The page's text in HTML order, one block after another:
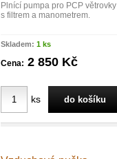
Plnící pumpa pro PCP větrovky
s filtrem a manometrem.
Skladem: 1 ks
Cena: 2 850 Kč
ks